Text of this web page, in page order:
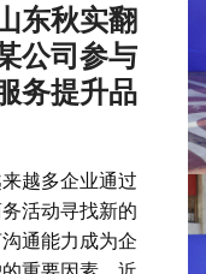
东秋实翻
公司参与
务提升品
越多企业通过
活动寻找新的
通能力成为企